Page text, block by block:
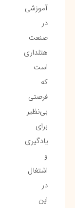
آموزشی
در
صنعت
هتلداری
است
که
فرصتی
بی‌نظیر
برای
یادگیری
و
اشتغال
در
این